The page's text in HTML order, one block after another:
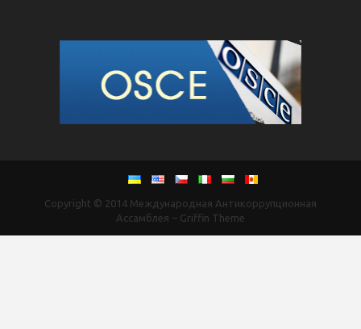
Copyright © 2014 Международная Антикоррупционная
Ассамблея – Griffin Theme